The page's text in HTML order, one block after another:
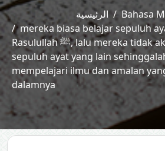
الرئيسية
Bahasa
mereka biasa belajar sepuluh
Rasulullah ﷺ, lalu mereka tidak akan mengambil
sepuluh ayat yang lain
mempelajari ilmu dan amalan
dalamnya